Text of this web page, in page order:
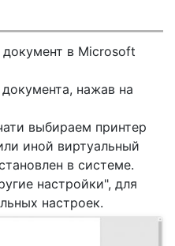
в Microsoft
нажав на
выбираем принтер
иной виртуальный
в системе.
настройки", для
настроек.